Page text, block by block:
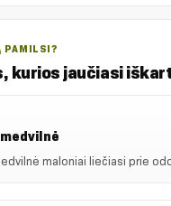
PAMILSI?
kurios jaučiasi
maloniai liečiasi prie